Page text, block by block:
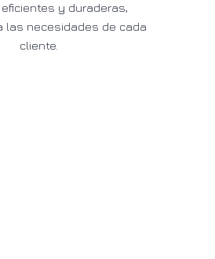
y duraderas,
las necesidades de cada
cliente.